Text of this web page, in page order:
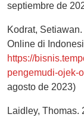
septiembre de
Kodrat,
Online di
https://
pengemudi-ojek-
agosto de 2023)
Laidley, Thomas.